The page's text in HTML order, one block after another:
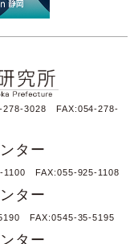
3028 FAX:054-278-
ター
FAX:055-925-1108
ター
FAX:0545-35-5195
ター